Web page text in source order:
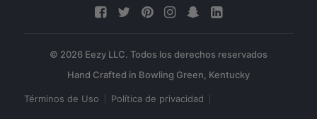
© 2026 Eezy LLC. Todos los derechos reservados
Términos de Uso Política de privacidad